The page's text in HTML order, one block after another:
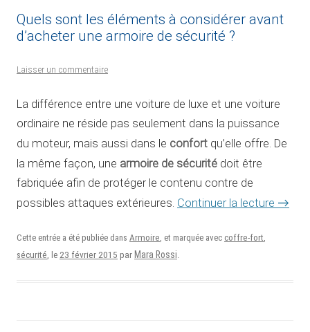
Quels sont les éléments à considérer avant
d’acheter une armoire de sécurité ?
Laisser un commentaire
La différence entre une voiture de luxe et une voiture
ordinaire ne réside pas seulement dans la puissance
du moteur, mais aussi dans le confort qu’elle offre. De
la même façon, une armoire de sécurité doit être
fabriquée afin de protéger le contenu contre de
possibles attaques extérieures. Continuer la lecture →
Cette entrée a été publiée dans Armoire, et marquée avec coffre-fort,
sécurité, le 23 février 2015 par Mara Rossi.